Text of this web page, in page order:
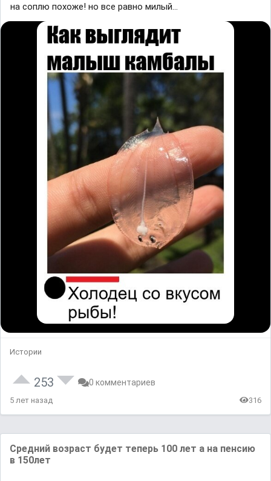
на соплю похоже! но все равно милый...
Истории
253 0 комментариев
5 лет назад 316
Средний возраст будет теперь 100 лет а на пенсию
в 150лет